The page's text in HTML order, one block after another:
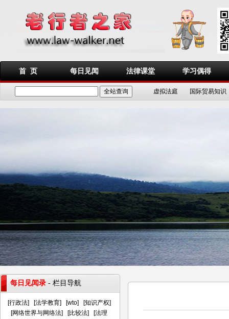
首 页 每日见闻 法律课堂 学习偶得
虚拟法庭 国际贸易知识
每日见闻录 - 栏目导航
[行政法] [法学教育] [wto] [知识产权]
[网络世界与网络法] [比较法] [法理